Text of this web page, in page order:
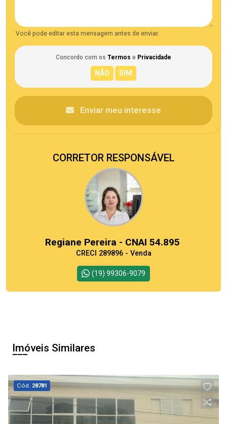
Você pode editar esta mensagem antes de enviar.
Concordo com os Termos e Privacidade
Enviar meu interesse
CORRETOR RESPONSÁVEL
Regiane Pereira - CNAI 54.895
CRECI 289896 - Venda
(19) 99306-9079
Imóveis Similares
Cód. 28781